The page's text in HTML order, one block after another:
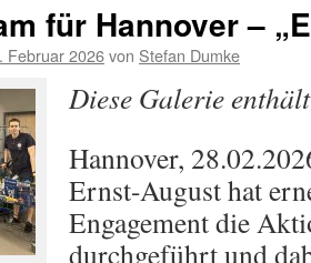
Solarpark
Meitze
für Hannover –
Februar 2026von Stefan Dumke
Diese Galerie
Hannover,
Ernst-August hat
Engagement die
durchgeführt und